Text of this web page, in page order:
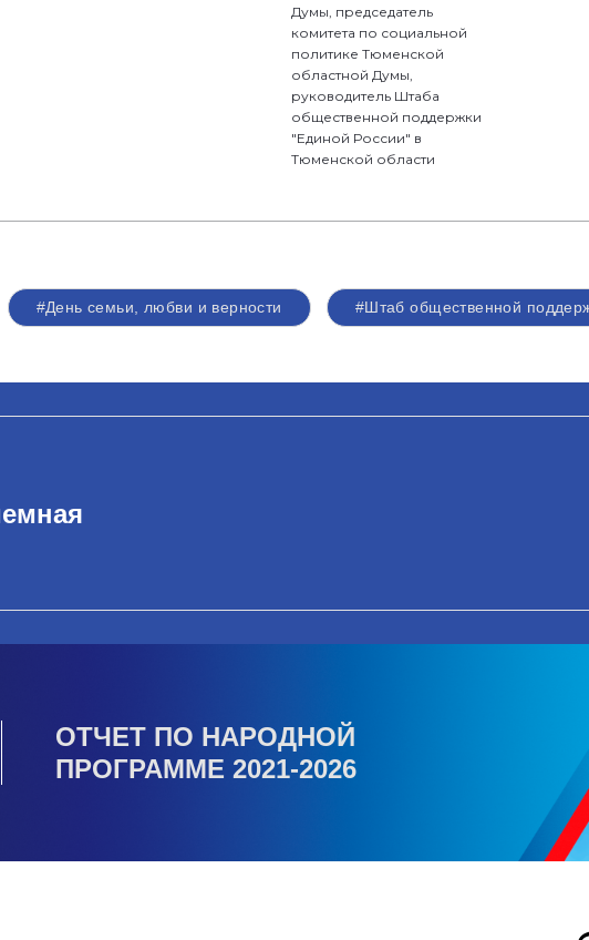
Думы, председатель
комитета по социальной
политике Тюменской
областной Думы,
руководитель Штаба
общественной поддержки
"Единой России" в
Тюменской области
#День семьи, любви и верности #Штаб общественной
ОТЧЕТ ПО НАРОДНОЙ
ПРОГРАММЕ 2021-2026